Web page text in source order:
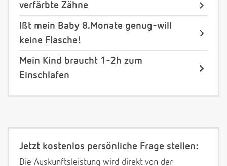
verfärbte Zähne
Ißt mein Baby 8.Monate genug-will
keine Flasche!
Mein Kind braucht 1-2h zum
Einschlafen
Jetzt kostenlos persönliche Frage stellen:
Die Auskunftsleistung wird direkt von der